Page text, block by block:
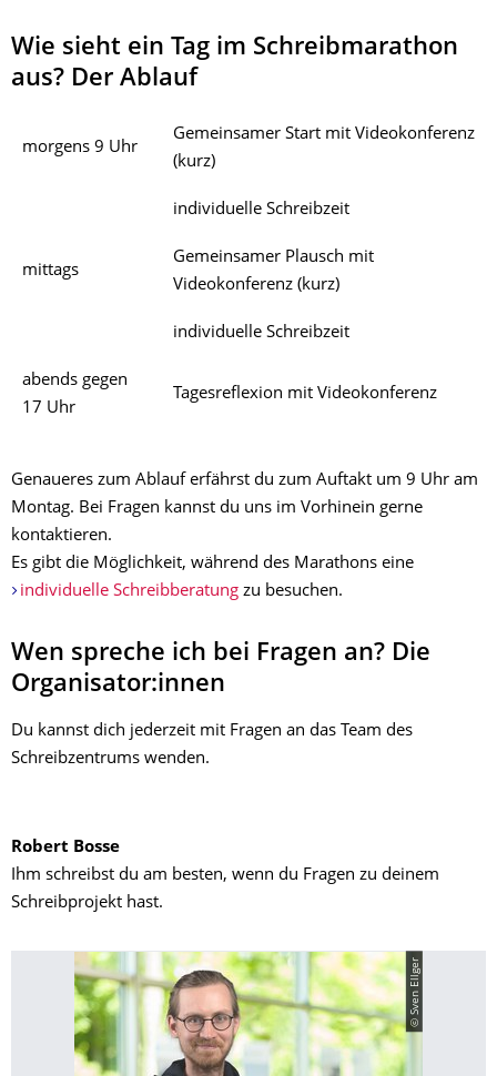
Wie sieht ein Tag im Schreibmarathon
aus? Der Ablauf
morgens 9 Uhr
Gemeinsamer Start mit Videokonferenz
(kurz)
individuelle Schreibzeit
mittags
Gemeinsamer Plausch mit
Videokonferenz (kurz)
individuelle Schreibzeit
abends gegen
17 Uhr
Tagesreflexion mit Videokonferenz
Genaueres zum Ablauf erfährst du zum Auftakt um 9 Uhr am
Montag. Bei Fragen kannst du uns im Vorhinein gerne
kontaktieren.
Es gibt die Möglichkeit, während des Marathons eine
individuelle Schreibberatungzu besuchen.
Wen spreche ich bei Fragen an? Die
Organisator:innen
Du kannst dich jederzeit mit Fragen an das Team des
Schreibzentrums wenden.
Robert Bosse
Ihm schreibst du am besten, wenn du Fragen zu deinem
Schreibprojekt hast.
© Sven Ellger